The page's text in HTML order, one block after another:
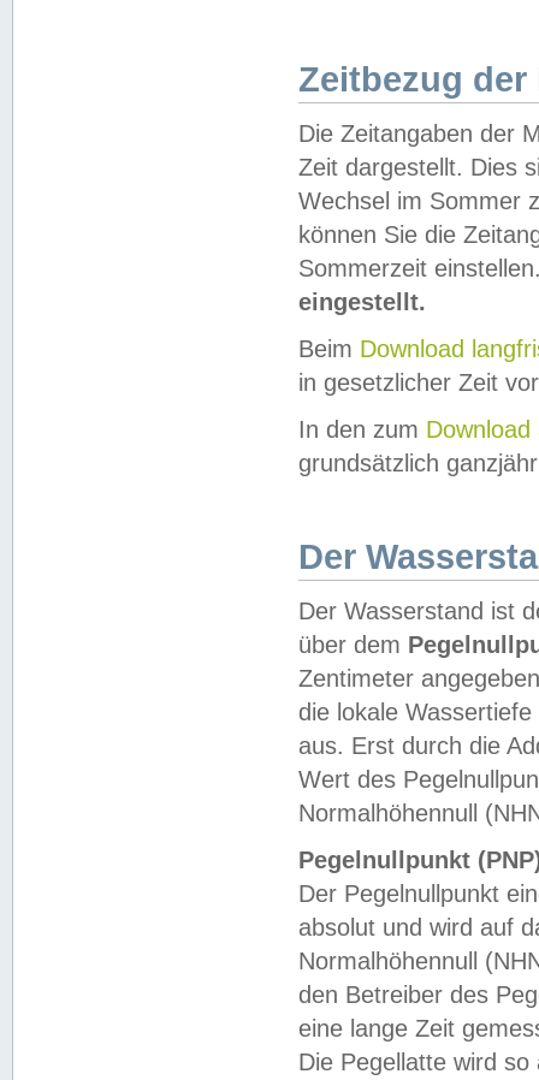
Zeitbezug der
Die Zeitangaben der
Zeit dargestellt. Dies
Wechsel im Sommer
können Sie die
Sommerzeit
eingestellt.
Beim Download
in gesetzlicher Zeit
In den zum Download
grundsätzlich
Der
Der Wasserstand ist
über dem
Zentimeter
die lokale
aus. Erst durch die
Wert des
Normalhöhennull
Pegelnullpunkt
Der Pegelnullpunkt
absolut und wird auf
Normalhöhennull
den Betreiber des
eine lange Zeit
Die Pegellatte wird